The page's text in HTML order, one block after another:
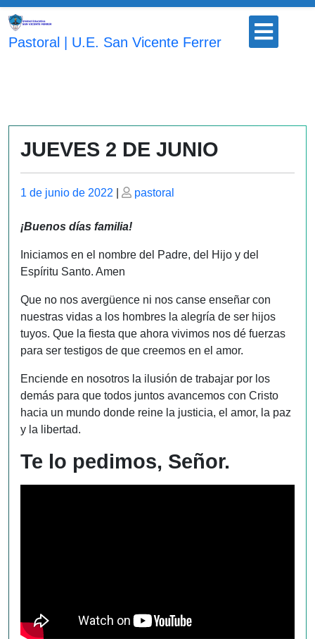
Saltar
contenido
Pastoral | U.E. San Vicente Ferrer
Botón
abrir
JUEVES 2 DE JUNIO
Publicado
1 de junio de 2022
Publicado
pastoral
¡Buenos días familia!
Iniciamos en el nombre del Padre, del Hijo y del
Espíritu Santo. Amen
Que no nos avergüence ni nos canse enseñar con
nuestras vidas a los hombres la alegría de ser hijos
tuyos. Que la fiesta que ahora vivimos nos dé fuerzas
para ser testigos de que creemos en el amor.
Enciende en nosotros la ilusión de trabajar por los
demás para que todos juntos avancemos con Cristo
hacia un mundo donde reine la justicia, el amor, la paz
y la libertad.
Te lo pedimos, Señor.